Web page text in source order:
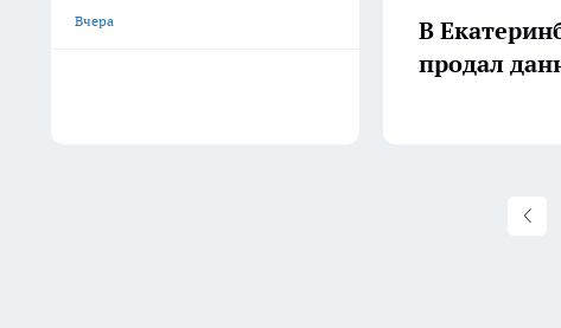
Вчера
В
продал